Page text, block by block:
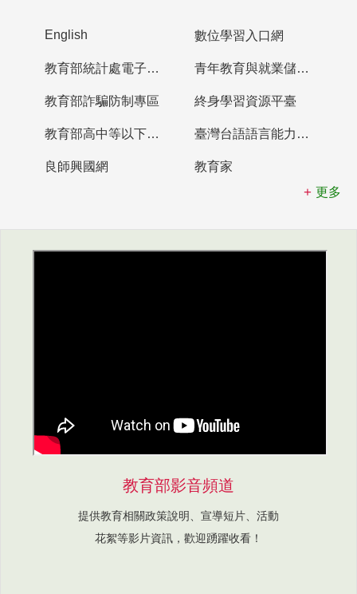
English 數位學習入口網
教育部統計處電子書櫃 青年教育與就業儲蓄帳戶
教育部詐騙防制專區 終身學習資源平臺
教育部高中等以下學校及幼兒園教師資格檢定考試 臺灣台語語言能力認證網站
良師興國網
教育家
更多
教育部影音頻道
提供教育相關政策說明、宣導短片、活動
花絮等影片資訊，歡迎踴躍收看！